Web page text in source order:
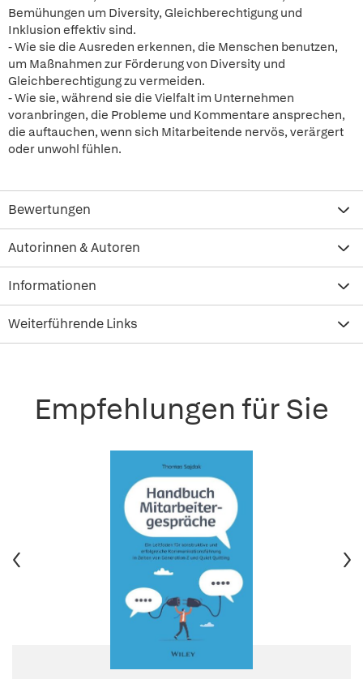
Bemühungen um Diversity, Gleichberechtigung und
Inklusion effektiv sind.
- Wie sie die Ausreden erkennen, die Menschen benutzen,
um Maßnahmen zur Förderung von Diversity und
Gleichberechtigung zu vermeiden.
- Wie sie, während sie die Vielfalt im Unternehmen
voranbringen, die Probleme und Kommentare ansprechen,
die auftauchen, wenn sich Mitarbeitende nervös, verärgert
oder unwohl fühlen.
Bewertungen
Autorinnen & Autoren
Informationen
Weiterführende Links
Empfehlungen für Sie